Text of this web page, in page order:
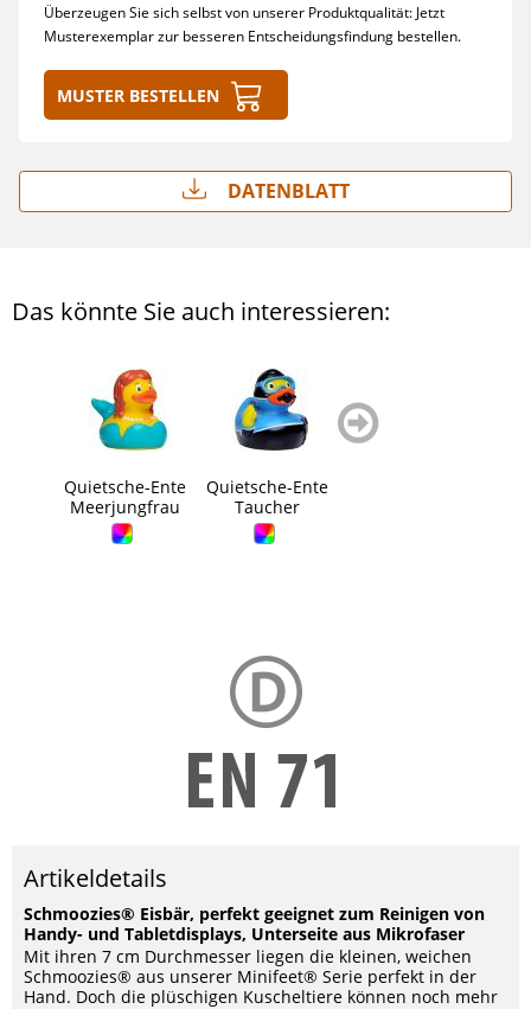
Überzeugen Sie sich selbst von unserer Produktqualität: Jetzt
Musterexemplar zur besseren Entscheidungsfindung bestellen.
Muster bestellen
Datenblatt
Das könnte Sie auch interessieren:
Quietsche-Ente
Meerjungfrau
Quietsche-Ente
Taucher
weiter
blättern
Artikeldetails
Schmoozies® Eisbär, perfekt geeignet zum Reinigen von
Handy- und Tabletdisplays, Unterseite aus Mikrofaser
Mit ihren 7 cm Durchmesser liegen die kleinen, weichen
Schmoozies® aus unserer Minifeet® Serie perfekt in der
Hand. Doch die plüschigen Kuscheltiere können noch mehr